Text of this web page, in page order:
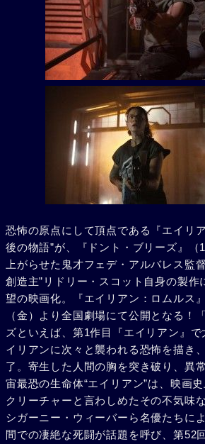
恐怖の原点にして頂点である『エイリ
後の物語”が、『ドント・ブリーズ』（
上がらせた鬼才フェデ・アルバレス監
創造主”リドリー・スコット自身の製作
望の映画化。『エイリアン：ロムルス
（金）より全国劇場にて公開となる！
ズといえば、第1作目『エイリアン』
イリアンに次々と襲われる恐怖を描き
了。寄生した人間の胸を突き破り、異
宙最恐の生命体“エイリアン”は、映画
クリーチャーと言わしめたその不気味
シガーニー・ウィーバーら名優たちに
間での凄絶な死闘が話題を呼び、第52